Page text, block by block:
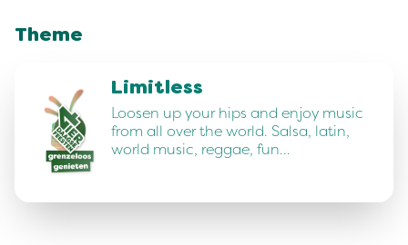
Theme
Limitless
Loosen up your hips and enjoy music
from all over the world. Salsa, latin,
world music, reggae, fun…